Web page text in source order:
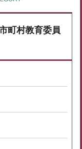
町村教育委員